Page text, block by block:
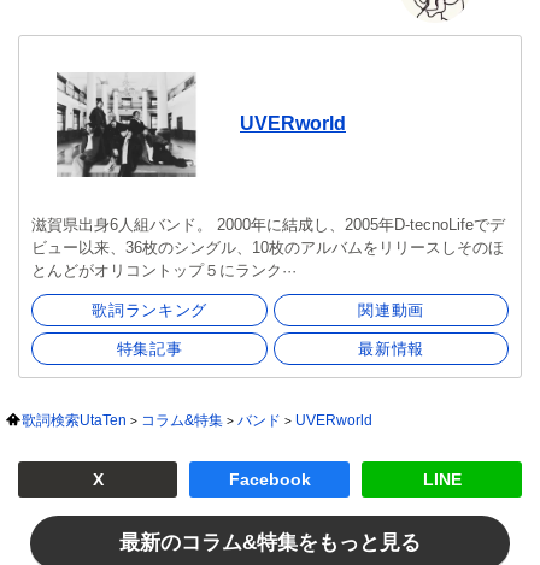
UVERworld
滋賀県出身6人組バンド。 2000年に結成し、2005年D-tecnoLifeでデ
ビュー以来、36枚のシングル、10枚のアルバムをリリースしそのほ
とんどがオリコントップ５にランク···
歌詞ランキング 関連動画
特集記事 最新情報
歌詞検索UtaTen コラム&特集 バンド UVERworld
X Facebook LINE
最新のコラム&特集をもっと見る